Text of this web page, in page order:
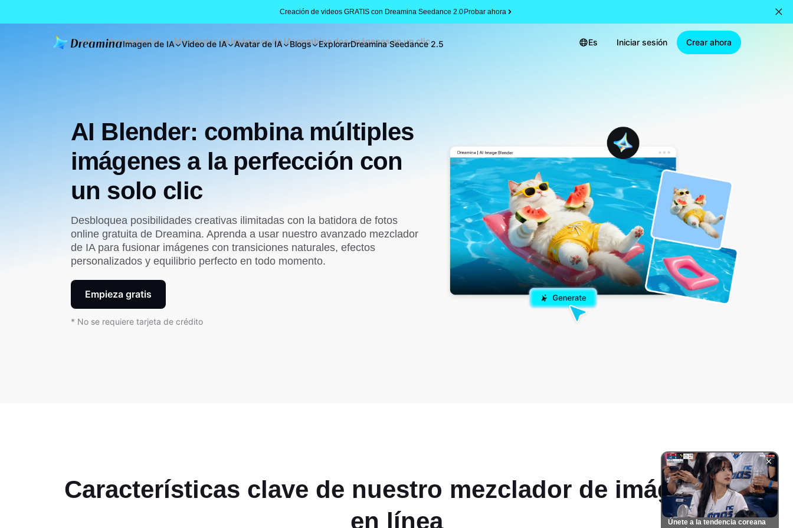
Creación de videos GRATIS con Dreamina Seedance 2.0Probar ahora
Imagen de IA Video de IA Avatar de IA Blogs ExplorarDreamina Seedance 2.5 Es Iniciar sesión Crear ahora
Inicio Herramientas Mezclador de imágenes de IA: combina dos imágenes en un clic
AI Blender: combina múltiples
imágenes a la perfección con
un solo clic
Desbloquea posibilidades creativas ilimitadas con la batidora de fotos
online gratuita de Dreamina. Aprenda a usar nuestro avanzado mezclador
de IA para fusionar imágenes con transiciones naturales, efectos
personalizados y equilibrio perfecto en todo momento.
Empieza gratis
* No se requiere tarjeta de crédito
Características clave de nuestro mezclador de imágenes
en línea
Únete a la tendencia coreana